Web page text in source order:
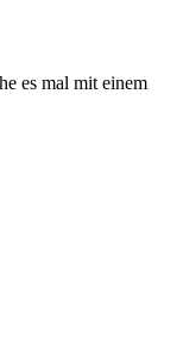
es mal mit einem